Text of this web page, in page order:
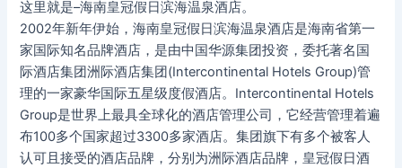
这里就是–海南皇冠假日滨海温泉酒店。
2002年新年伊始，海南皇冠假日滨海温泉酒店是海南省第一
家国际知名品牌酒店，是由中国华源集团投资，委托著名国
际酒店集团洲际酒店集团(Intercontinental Hotels Group)管
理的一家豪华国际五星级度假酒店。Intercontinental Hotels
Group是世界上最具全球化的酒店管理公司，它经营管理着遍
布100多个国家超过3300多家酒店。集团旗下有多个被客人
认可且接受的酒店品牌，分别为洲际酒店品牌，皇冠假日酒